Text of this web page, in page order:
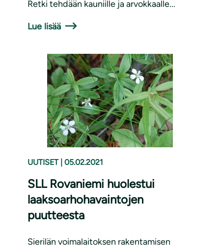
Retki tehdään kauniille ja arvokkaalle...
Lue lisää
UUTISET 05.02.2021
SLL Rovaniemi huolestui
laaksoarhohavaintojen
puutteesta
Sierilän voimalaitoksen rakentamisen